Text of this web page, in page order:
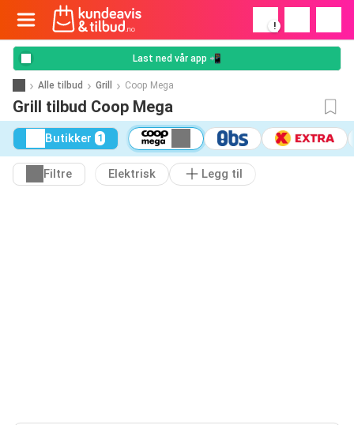
!
Last ned vår app 📲
Alle tilbud Grill Coop Mega
Grill tilbud Coop Mega
Butikker 1
Filtre Elektrisk Legg til